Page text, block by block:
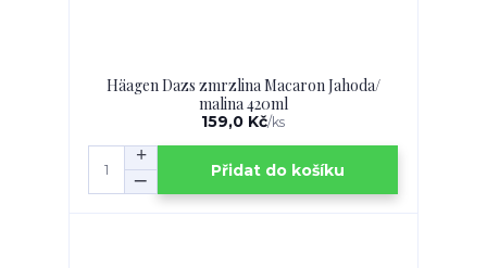
Häagen Dazs zmrzlina Macaron Jahoda/
malina 420ml
159,0 Kč/ks
Přidat do košíku